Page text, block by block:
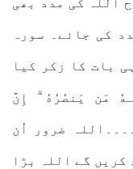
اللہ کی مدد بھی
کی جائے۔ سورہ
نے اس ہی بات کا زکر کیا
مَن يَنصُرُهُ ۗ إِنَّ
۔۔۔۔۔۔۔۔۔۔۔اللہ ضرور اُن
کریں گے اللہ بڑا